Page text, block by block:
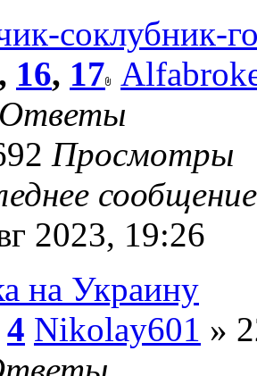
соклубник-
, 16, 17
Ответы
Просмотры
2023, 19:26
на Украину
4 Nikolay601 »